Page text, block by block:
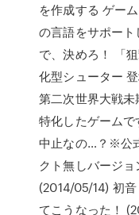
を作成する ゲー
の言語をサポー
で、決めろ！ 「
化型シューター
第二次世界大戦
特化したゲーム
中止なの…？※公
クト無しバージ
(2014/05/14) 初
てこうなった！